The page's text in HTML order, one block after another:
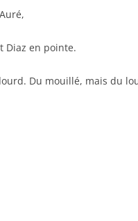
Diaz en pointe.
Du mouillé, mais du